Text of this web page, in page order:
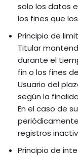
solo los datos
los fines que
Principio de
Titular
durante el
fin o los fines
Usuario del
según la
En el caso de
registros
Principio de